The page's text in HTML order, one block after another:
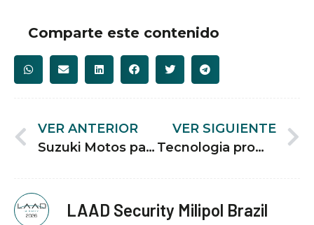
Comparte este contenido
VER ANTERIOR
Suzuki Motos participa da LAAD Security 2026
VER SIGUIENTE
Tecnologia promete agilizar localização de chamadas de emergência
LAAD Security Milipol Brazil